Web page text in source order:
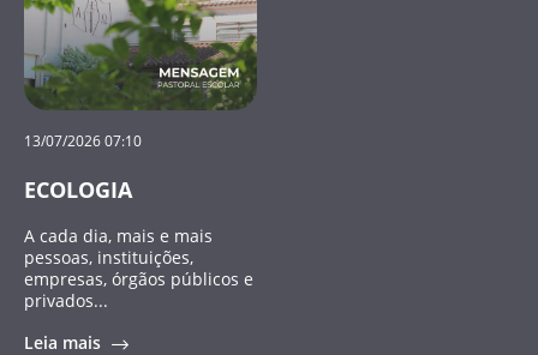
13/07/2026 07:10
ECOLOGIA
A cada dia, mais e mais
pessoas, instituições,
empresas, órgãos públicos e
privados...
Leia mais